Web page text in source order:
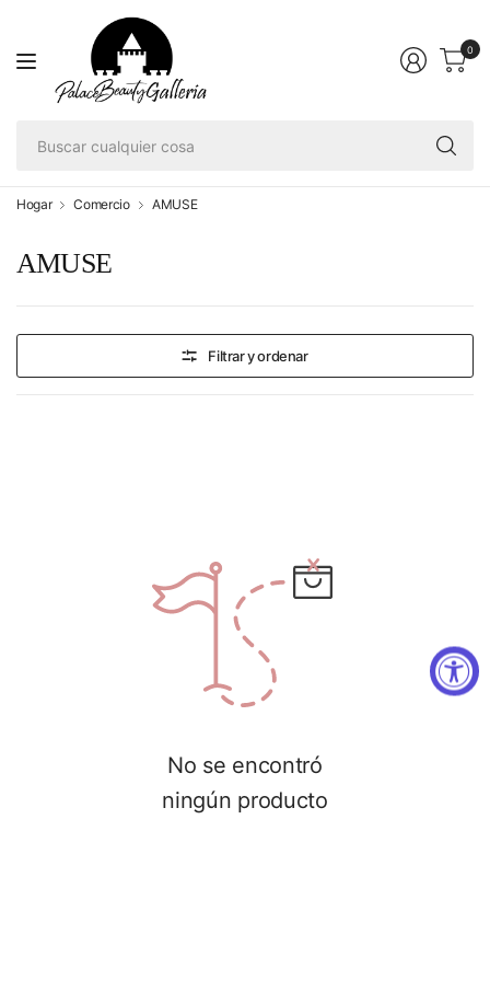
0
Hogar Comercio AMUSE
AMUSE
Filtrar y ordenar
No se encontró
ningún producto